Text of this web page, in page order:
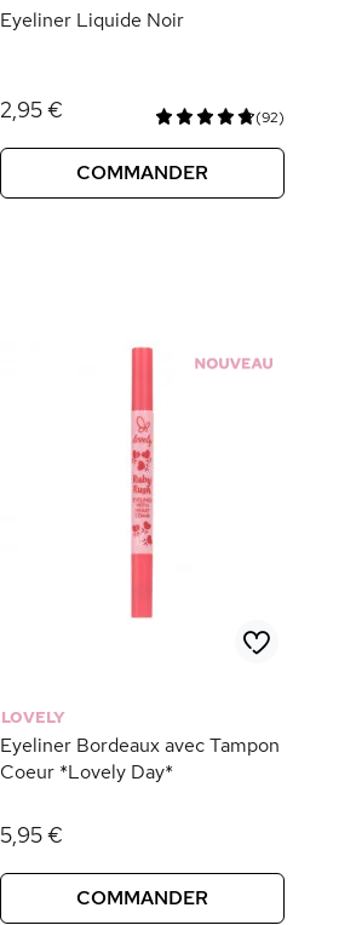
Eyeliner Liquide Noir
2,95 € (92)
COMMANDER
LOVELY
Eyeliner Bordeaux avec Tampon
Coeur *Lovely Day*
5,95 €
COMMANDER